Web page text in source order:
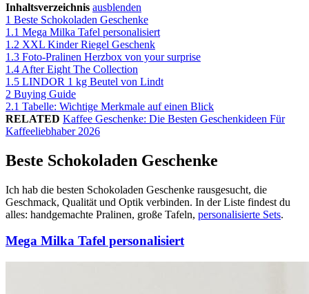
Inhaltsverzeichnis ausblenden
1 Beste Schokoladen Geschenke
1.1 Mega Milka Tafel personalisiert
1.2 XXL Kinder Riegel Geschenk
1.3 Foto-Pralinen Herzbox von your surprise
1.4 After Eight The Collection
1.5 LINDOR 1 kg Beutel von Lindt
2 Buying Guide
2.1 Tabelle: Wichtige Merkmale auf einen Blick
RELATED Kaffee Geschenke: Die Besten Geschenkideen Für
Kaffeeliebhaber 2026
Beste Schokoladen Geschenke
Ich hab die besten Schokoladen Geschenke rausgesucht, die
Geschmack, Qualität und Optik verbinden. In der Liste findest du
alles: handgemachte Pralinen, große Tafeln, personalisierte Sets.
Mega Milka Tafel personalisiert